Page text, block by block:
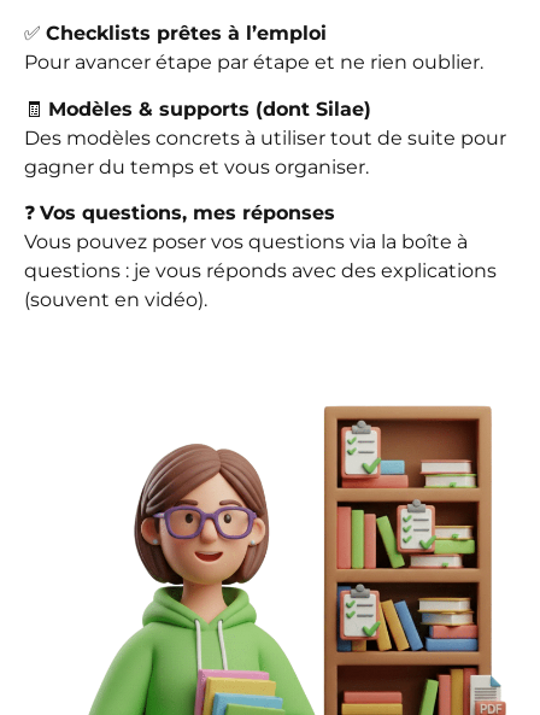
✅ Checklists prêtes à l’emploi
Pour avancer étape par étape et ne rien oublier.
🧾 Modèles & supports (dont Silae)
Des modèles concrets à utiliser tout de suite pour
gagner du temps et vous organiser.
❓ Vos questions, mes réponses
Vous pouvez poser vos questions via la boîte à
questions : je vous réponds avec des explications
(souvent en vidéo).